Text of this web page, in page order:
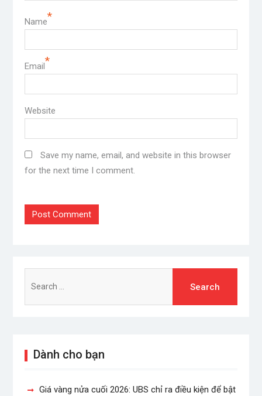
Name*
Email*
Website
Save my name, email, and website in this browser
for the next time I comment.
for:
Dành cho bạn
Giá vàng nửa cuối 2026: UBS chỉ ra điều kiện để bật